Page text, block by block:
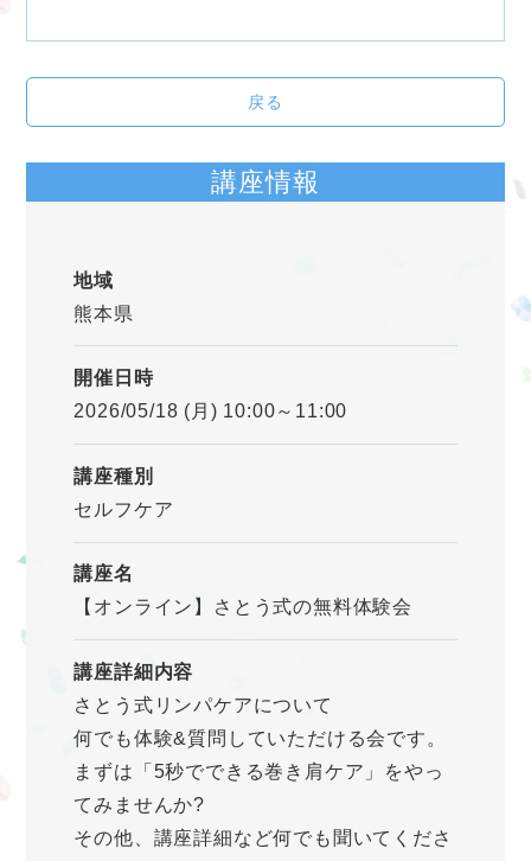
戻る
講座情報
地域
熊本県
開催日時
2026/05/18 (月) 10:00～11:00
講座種別
セルフケア
講座名
【オンライン】さとう式の無料体験会
講座詳細内容
さとう式リンパケアについて
何でも体験&質問していただける会です。
まずは「5秒でできる巻き肩ケア」をやっ
てみませんか?
その他、講座詳細など何でも聞いてくださ